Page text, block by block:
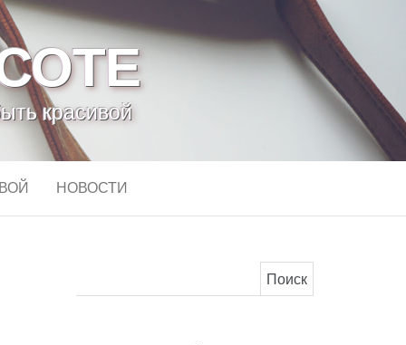
красивой
НОВОСТИ